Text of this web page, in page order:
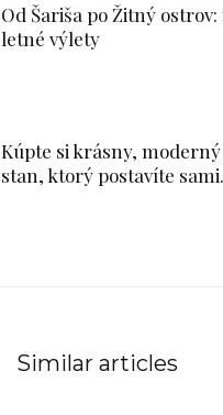
Od Šariša po Žitný
letné výlety
Kúpte si krásny,
stan, ktorý postavíte
Similar articles